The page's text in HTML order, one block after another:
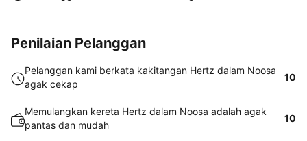
Penilaian Pelanggan
Pelanggan kami berkata kakitangan Hertz dalam Noosa
agak cekap
10
Memulangkan kereta Hertz dalam Noosa adalah agak
pantas dan mudah
10